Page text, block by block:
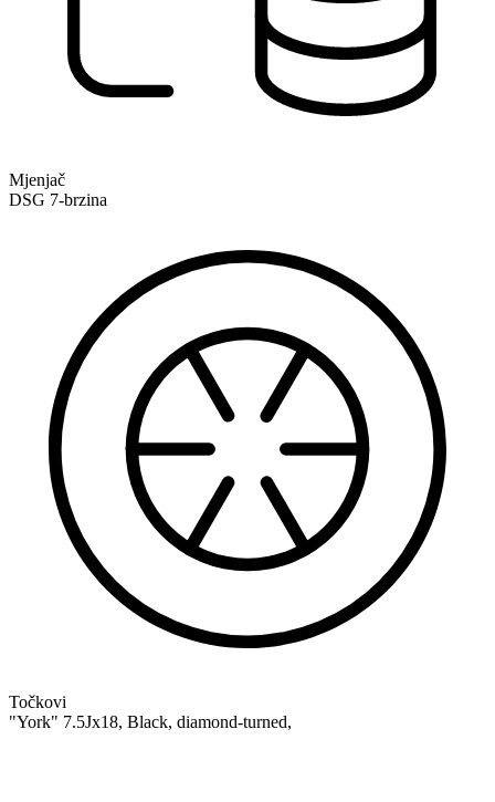
Mjenjač
DSG 7-brzina
Točkovi
"York" 7.5Jx18, Black, diamond-turned,